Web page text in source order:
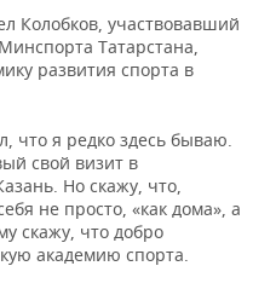
Колобков, участвовавший
Татарстана,
развития спорта в
что я редко здесь бываю.
свой визит в
Но скажу, что,
не просто, «как дома», а
скажу, что добро
академию спорта.